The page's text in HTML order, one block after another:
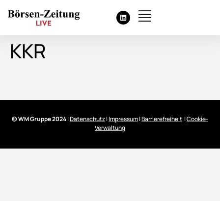
KKR
© WM Gruppe 2024|Datenschutz|Impressum|Barrierefreiheit |Cookie-
Verwaltung